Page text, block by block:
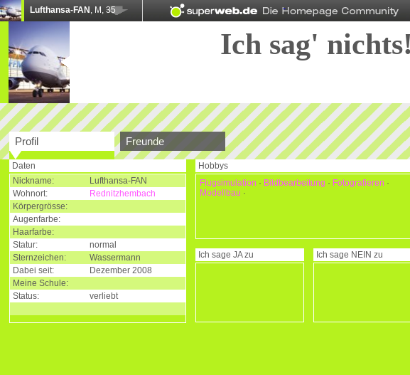
Lufthansa-FAN , M, 35
Ich sag' nichts!
Profil Freunde
Daten
Nickname:
Lufthansa-FAN
Wohnort:
Rednitzhembach
Körpergrösse:
Augenfarbe:
Haarfarbe:
Statur:
normal
Sternzeichen:
Wassermann
Dabei seit:
Dezember 2008
Meine Schule:
Status:
verliebt
Hobbys
Flugsimulation · Bildbearbeitung · Fotografieren ·
Modellbau ·
Ich sage JAzu Ich sage NEIN zu